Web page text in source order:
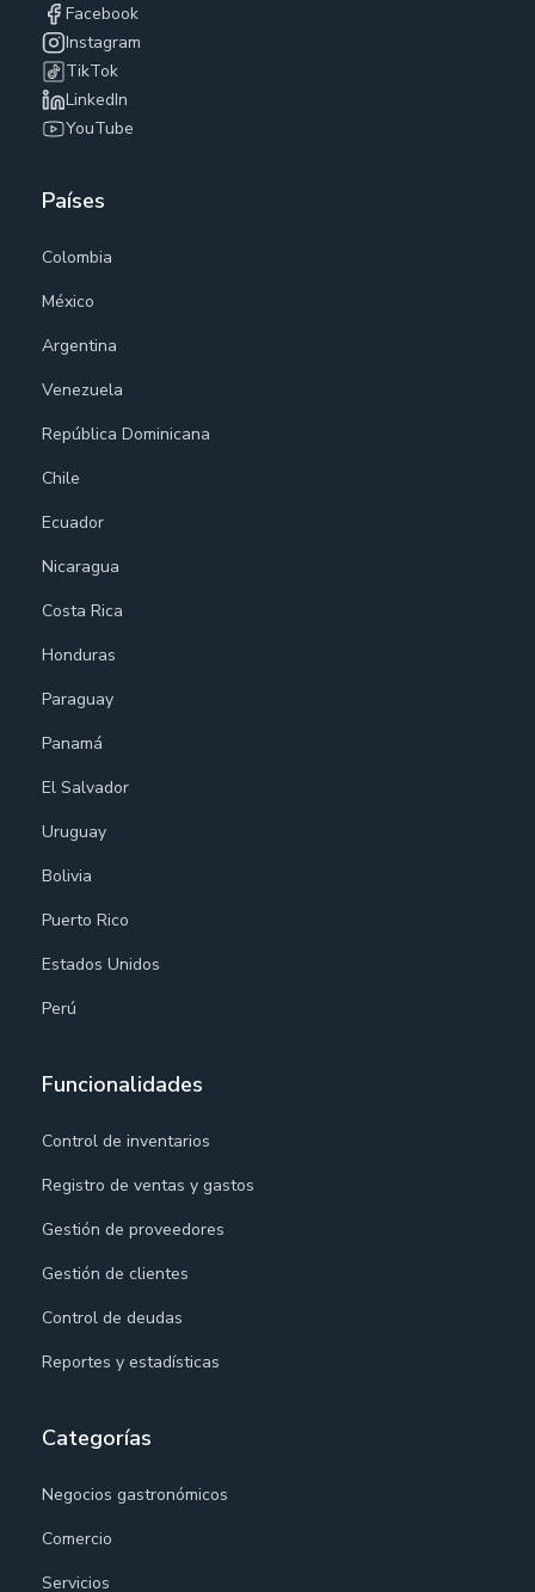
Facebook
Instagram
TikTok
LinkedIn
YouTube
Países
Colombia
México
Argentina
Venezuela
República Dominicana
Chile
Ecuador
Nicaragua
Costa Rica
Honduras
Paraguay
Panamá
El Salvador
Uruguay
Bolivia
Puerto Rico
Estados Unidos
Perú
Funcionalidades
Control de inventarios
Registro de ventas y gastos
Gestión de proveedores
Gestión de clientes
Control de deudas
Reportes y estadísticas
Categorías
Negocios gastronómicos
Comercio
Servicios